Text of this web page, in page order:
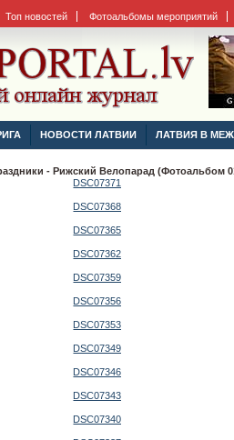
Топ новостей Фотоальбомы мероприятий
НОВОСТИ ЛАТВИИ ЛАТВИЯ В
- Рижский Велопарад (Фотоальбом
DSC07371
DSC07368
DSC07365
DSC07362
DSC07359
DSC07356
DSC07353
DSC07349
DSC07346
DSC07343
DSC07340